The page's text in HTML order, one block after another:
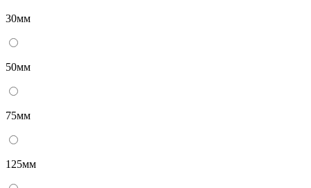
30мм
50мм
75мм
125мм